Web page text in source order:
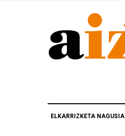
ELKARRIZKETA NAGUSIA